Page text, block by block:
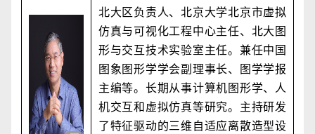
北大区负责人、北京大学北京市虚拟
仿真与可视化工程中心主任、北大图
形与交互技术实验室主任。兼任中国
图象图形学学会副理事长、图学学报
主编等。长期从事计算机图形学、人
机交互和虚拟仿真等研究。主持研发
了特征驱动的三维自适应离散造型设